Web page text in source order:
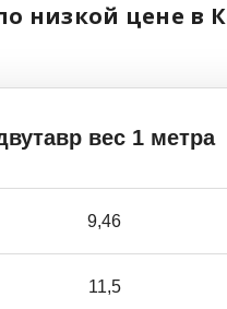
низкой цене
вес 1 метра
9,46
11,5